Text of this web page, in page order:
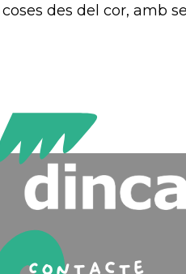
coses des del cor, amb
Contacte